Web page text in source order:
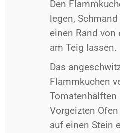
Den
legen,
einen Rand
am Teig lassen.
Das
Flammkuchen
Vorgeizten Ofen
auf einen Stein